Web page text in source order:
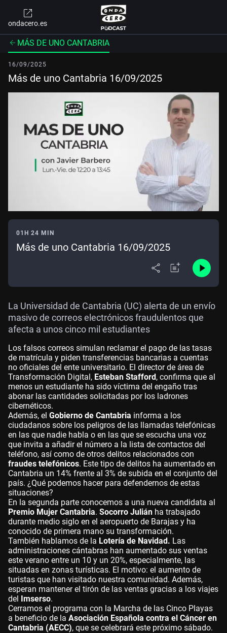
ondacero.es
MÁS DE UNO CANTABRIA
16/09/2025
Más de uno Cantabria 16/09/2025
01H 24 MIN
Más de uno Cantabria 16/09/2025
La Universidad de Cantabria (UC) alerta de un envío
masivo de correos electrónicos fraudulentos que
afecta a unos cinco mil estudiantes
Los falsos correos simulan reclamar el pago de las tasas
de matrícula y piden transferencias bancarias a cuentas
no oficiales del ente universitario. El director de área de
Transformación Digital, Esteban Stafford, confirma que al
menos un estudiante ha sido víctima del engaño tras
abonar las cantidades solicitadas por los ladrones
cibernéticos.
Además, el Gobierno de Cantabria informa a los
ciudadanos sobre los peligros de las llamadas telefónicas
en las que nadie habla o en las que se escucha una voz
que invita a añadir el número a la lista de contactos del
teléfono, así como de otros delitos relacionados con
fraudes telefónicos. Este tipo de delitos ha aumentado en
Cantabria un 14% frente al 3% de subida en el conjunto del
país. ¿Qué podemos hacer para defendernos de estas
situaciones?
En la segunda parte conocemos a una nueva candidata al
Premio Mujer Cantabria. Socorro Julián ha trabajado
durante medio siglo en el aeropuerto de Barajas y ha
conocido de primera mano su transformación.
También hablamos de la Lotería de Navidad. Las
administraciones cántabras han aumentado sus ventas
este verano entre un 10 y un 20%, especialmente, las
situadas en zonas turísticas. El motivo: el aumento de
turistas que han visitado nuestra comunidad. Además,
esperan mantener el tirón de las ventas gracias a los viajes
del Imserso.
Cerramos el programa con la Marcha de las Cinco Playas
a beneficio de la Asociación Española contra el Cáncer en
Cantabria (AECC), que se celebrará este próximo sábado.